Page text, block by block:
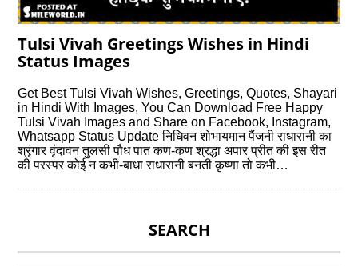
Tulsi Vivah Greetings Wishes in Hindi
Status Images
Get Best Tulsi Vivah Wishes, Greetings, Quotes, Shayari
in Hindi With Images, You Can Download Free Happy
Tulsi Vivah Images and Share on Facebook, Instagram,
Whatsapp Status Update निधिवन शोभायमान पैंजनी राधारानी का
श्रृंगार वृंदावन तुलसी पौध पात कण-कण श्रद्धा अपार प्रीत की इस रीत
की परस्पर कोई न कभी-बाधा राधारानी बनती कृष्णा तो कभी…
SEARCH